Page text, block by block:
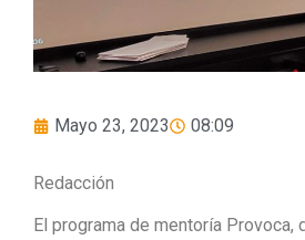
Mayo 23, 2023 08:09
Redacción
El programa de mentoría